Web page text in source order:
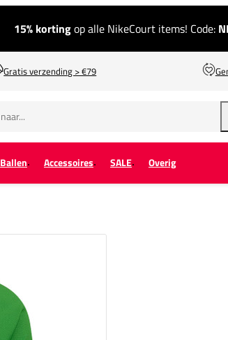
15% kortingop alle NikeCourt items! Code:
Gratis verzending > €79
Ballen Accessoires SALE Overig